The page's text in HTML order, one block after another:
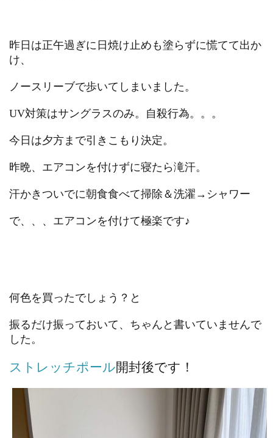
昨日は正午過ぎに日焼け止めも塗らずに慌てて出か
け、
ノースリーブで歩いてしまいました。
UV対策はサングラスのみ。自殺行為。。。
今日は夕方まで引きこもり決定。
昨晩、エアコンを付けずに寝たら滝汗。
汗かきついでに朝食食べて掃除＆洗濯→シャワー
で、、、エアコンを付けて極楽です♪
何色を買ったでしょう？と
振るだけ振っておいて、ちゃんと書いていませんで
した。
ストレッチポール開封後です！